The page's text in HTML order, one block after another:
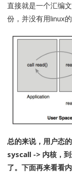
直接就是一个汇编
份，并没有用linux的
总的来说，用户态
syscall -> 内核，
了。下面再来看看